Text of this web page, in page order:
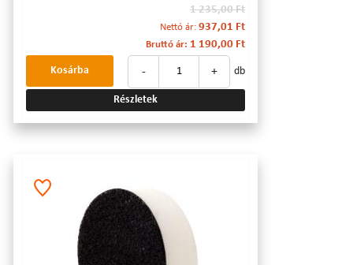
1 235,00 Ft
Nettó ár: 937,01 Ft
Bruttó ár: 1 190,00 Ft
- + db
Kosárba
Részletek